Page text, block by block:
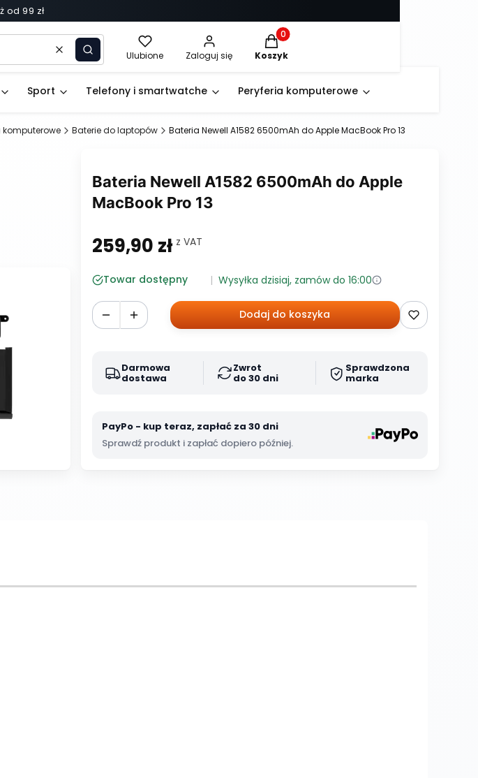
od 99 zł
Wyczyść
Szukaj Ulubione Zaloguj się
Produkty w koszyku: 0. Zobacz szczegóły
Koszyk
Sport Telefony i smartwatche Peryferia komputerowe
komputerowe Baterie do laptopów Bateria Newell A1582 6500mAh do Apple MacBook Pro 13
Bateria Newell A1582 6500mAh do Apple
MacBook Pro 13
Cena
259,90 zł w tym 23% VAT
z VAT
Towar dostępny Wysyłka dzisiaj, zamów do 16:00
Dodaj do koszyka
Darmowa
dostawa
Zwrot
do 30 dni
Sprawdzona
marka
PayPo - kup teraz, zapłać za 30 dni
Sprawdź produkt i zapłać dopiero później.